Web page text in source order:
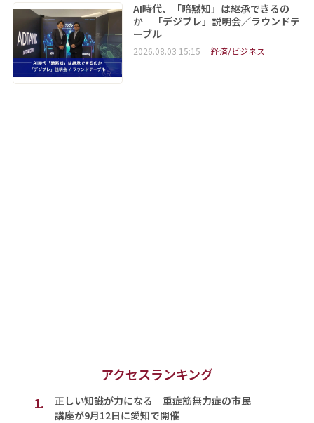
AI時代、「暗黙知」は継承できるの
か 「デジブレ」説明会／ラウンドテ
ーブル
2026.08.03 15:15 経済/ビジネス
アクセスランキング
1.
正しい知識が力になる 重症筋無力症の市民
講座が9月12日に愛知で開催